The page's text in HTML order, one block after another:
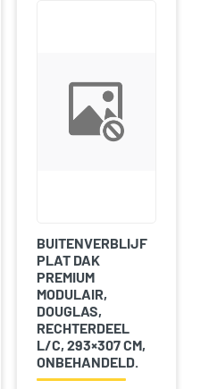
BUITENVERBLIJF
PLAT DAK
PREMIUM
MODULAIR,
DOUGLAS,
RECHTERDEEL
L/C, 293×307 CM,
ONBEHANDELD.